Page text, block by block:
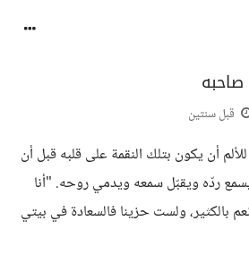
صاحبه
قبل سنتين
أن يكون بتلك النقمة على قلبه قبل أن
ردّه ويقبّل سمعه ويدمي روحه. "أنا
بالكثير، ولست حزينا فالسعادة في بيتي